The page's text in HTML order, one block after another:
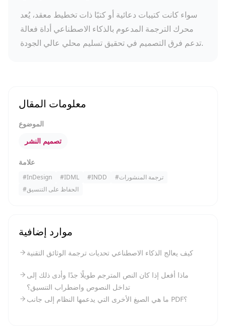
سواء كانت كتيبات دعائية أو كتبًا ذات تخطيط معقد، يُعد
محرك الترجمة المدعوم بالذكاء الاصطناعي أداة فعالة
تدعم فرق التصميم في تحقيق تسليم محلي عالي الجودة.
معلومات المقال
الموضوع
تصميم النشر
علامة
#InDesign #IDML #INDD #ترجمة المنشورات
#الحفاظ على التنسيق
موارد إضافية
كيف يعالج الذكاء الاصطناعي تحديات ترجمة الوثائق التقنية
ماذا أفعل إذا كان النص المترجم طويلًا جدًا وأدى ذلك إلى
تداخل النصوص واضطراب التنسيق؟
ما هي الصيغ الأخرى التي يدعمها النظام إلى جانب PDF؟